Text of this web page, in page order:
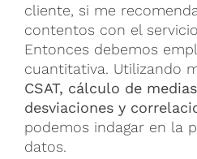
cliente, si me
contentos con el
Entonces debemos
cuantitativa. Utilizando
CSAT, cálculo de
desviaciones y
podemos indagar en la
datos.